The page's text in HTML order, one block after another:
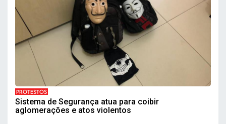
PROTESTOS
Sistema de Segurança atua para coibir
aglomerações e atos violentos